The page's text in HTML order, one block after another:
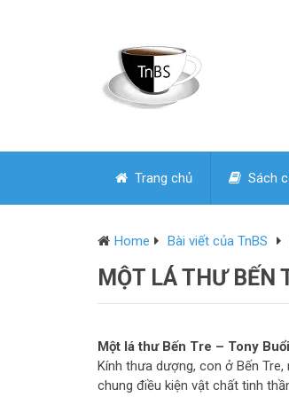
Trang chủ Sách
Home Bài viết của TnBS
MỘT LÁ THƯ BẾN
Một lá thư Bến Tre – Tony
Kính thưa dượng, con ở Bến
chung điều kiện vật chất tinh